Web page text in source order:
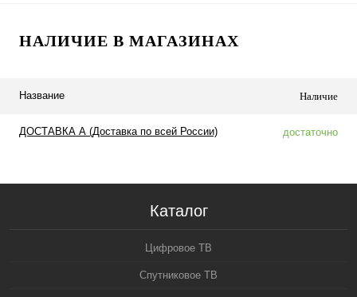
НАЛИЧИЕ В МАГАЗИНАХ
Название Наличие
ДОСТАВКА А (Доставка по всей России) достаточно
Каталог
Цифровое ТВ
Спутниковое ТВ